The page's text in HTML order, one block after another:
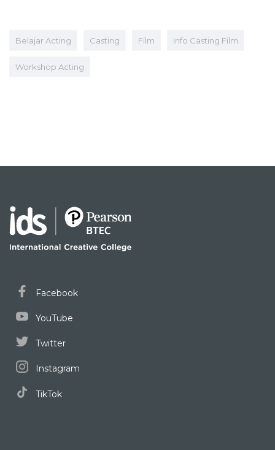
Belajar Acting Casting Film Info Casting Film
Workshop Acting
Facebook
YouTube
Twitter
Instagram
TikTok